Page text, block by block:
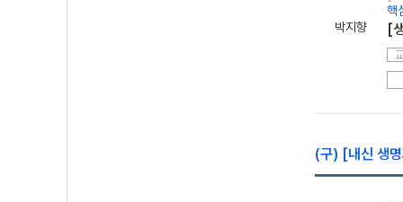
박지향
핵
[
(구) [내신 생